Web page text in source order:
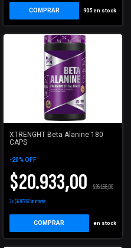
COMPRAR 905 en stock
XTRENGHT Beta Alanine 180
CAPS
-20% OFF
$20.933,00 $26.166,00
3x$6.977,67sin interés
en stock